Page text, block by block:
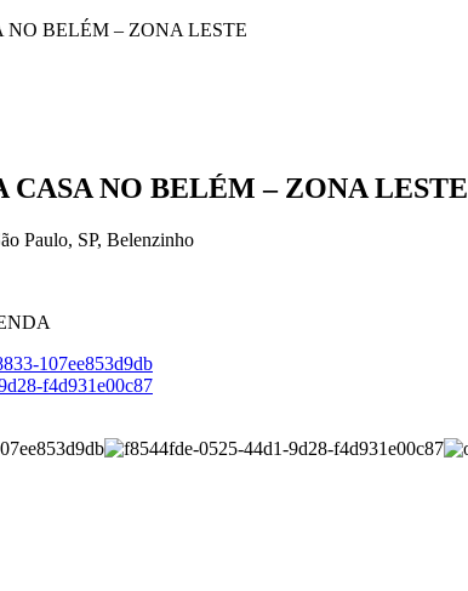
CASA NO BELÉM – ZONA LESTE
Paulo, SP, Belenzinho